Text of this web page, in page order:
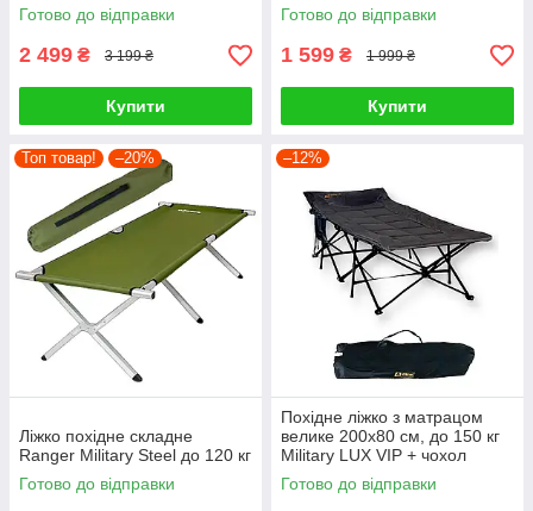
Готово до відправки
2 499 ₴ 3 199 ₴
Купити
Готово до відправки
1 599 ₴ 1 999 ₴
Купити
Топ товар! –20%
Ліжко похідне складне
Ranger Military Steel до 120 кг
Готово до відправки
–12%
Похідне ліжко з матрацом
велике 200x80 см, до 150 кг
Military LUX VIP + чохол
Готово до відправки